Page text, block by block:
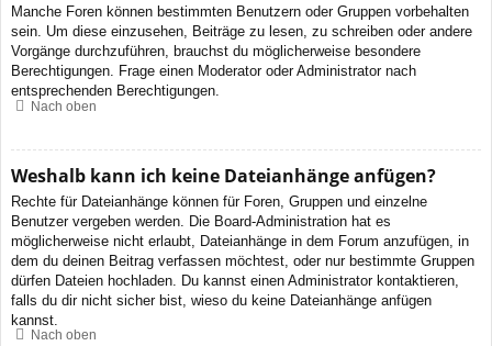
Manche Foren können bestimmten Benutzern oder Gruppen vorbehalten
sein. Um diese einzusehen, Beiträge zu lesen, zu schreiben oder andere
Vorgänge durchzuführen, brauchst du möglicherweise besondere
Berechtigungen. Frage einen Moderator oder Administrator nach
entsprechenden Berechtigungen.
Nach oben
Weshalb kann ich keine Dateianhänge anfügen?
Rechte für Dateianhänge können für Foren, Gruppen und einzelne
Benutzer vergeben werden. Die Board-Administration hat es
möglicherweise nicht erlaubt, Dateianhänge in dem Forum anzufügen, in
dem du deinen Beitrag verfassen möchtest, oder nur bestimmte Gruppen
dürfen Dateien hochladen. Du kannst einen Administrator kontaktieren,
falls du dir nicht sicher bist, wieso du keine Dateianhänge anfügen
kannst.
Nach oben